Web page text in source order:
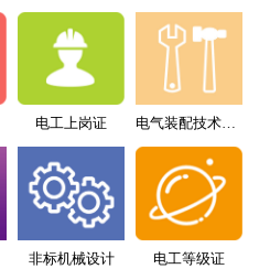
电工上岗证 电气装配技术员（配盘）特训班
非标机械设计 电工等级证